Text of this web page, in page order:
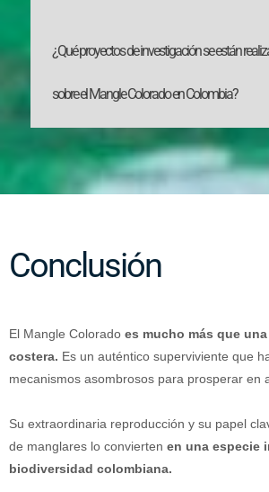
¿Qué proyectos de investigación se están
sobre el Mangle Colorado en Colombia?
Conclusión
El Mangle Colorado es mucho más que
costera. Es un auténtico superviviente que
mecanismos asombrosos para prosperar en
Su extraordinaria reproducción y su papel
de manglares lo convierten en una especie
biodiversidad colombiana.